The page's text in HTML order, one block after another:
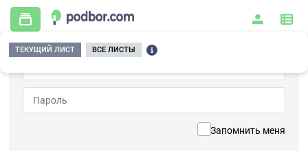
Запомнить меня
ТЕКУЩИЙ ЛИСТ ВСЕ ЛИСТЫ
Главная / Видеонаблюдение / Видеокамеры / IP /
AC-I5010PTZ20H (4,7-94, 20х опт)